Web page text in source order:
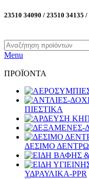
23510 34090 / 23510 34135
Menu
ΠΡΟΪΟΝΤΑ
ΠΙΕΣΤΙΚΑ
ΔΕΣΙΜΟ
ΥΔΡΑΥΛΙΚΑ-PPR